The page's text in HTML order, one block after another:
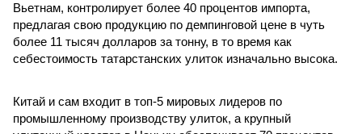
Вьетнам, контролирует более 40 процентов импорта,
предлагая свою продукцию по демпинговой цене в чуть
более 11 тысяч долларов за тонну, в то время как
себестоимость татарстанских улиток изначально высока.
Китай и сам входит в топ-5 мировых лидеров по
промышленному производству улиток, а крупный